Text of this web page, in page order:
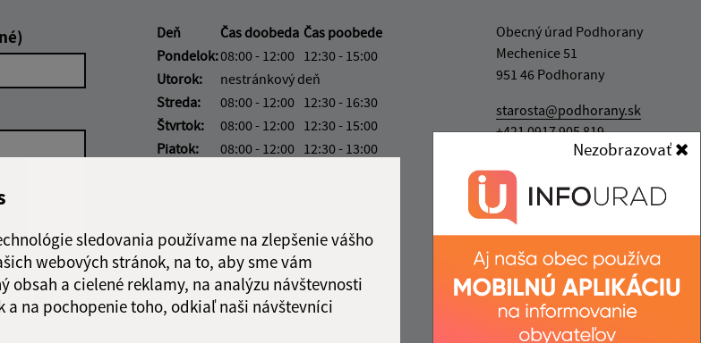
sledovania používame na zlepšenie vášho
webových stránok, na to, aby sme vám
obsah a cielené reklamy, na analýzu návštevnosti
a na pochopenie toho, odkiaľ naši návštevníci
Nezobrazovať
Response
Deň Čas doobeda Čas poobede
Pondelok:08:00 - 12:00 12:30 - 15:00
Utorok:
nestránkový deň
Streda:
08:00 - 12:00 12:30 - 16:30
Štvrtok:
08:00 - 12:00 12:30 - 15:00
Piatok:
08:00 - 12:00 12:30 - 13:00
Obecný úrad Podhorany
Mechenice 51
951 46 Podhorany
starosta@podhorany.sk
+421 0917 905 819
IČO: 00308374